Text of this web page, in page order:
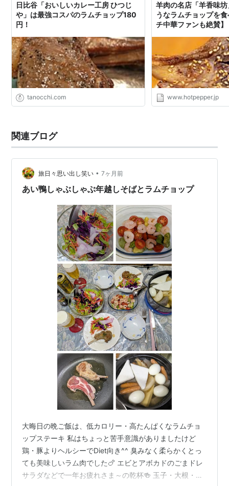
日比谷「おいしいカレー工房 ひつじ
や」は最強コスパのラムチョップ180
円！
tanocchi.com
羊肉の名店「羊香味
うなラムチョップを
チ中華ファンも絶賛
www.hotpepper.jp
関連ブログ
旅日々思い出し笑い • 7ヶ月前
あい鴨しゃぶしゃぶ年越しそばとラムチョップ
大晦日の晩ご飯は、低カロリー・高たんぱくなラムチョ
ップステーキ 私はちょっと苦手意識がありましたけど
鶏・豚よりヘルシーでDiet向き^^ 臭みなく柔らかくとっ
ても美味しいラム肉でした🍗 エビとアボカドのごまドレ
サラダなどで一年お疲れさま～の乾杯🍻 玉子・大根・は